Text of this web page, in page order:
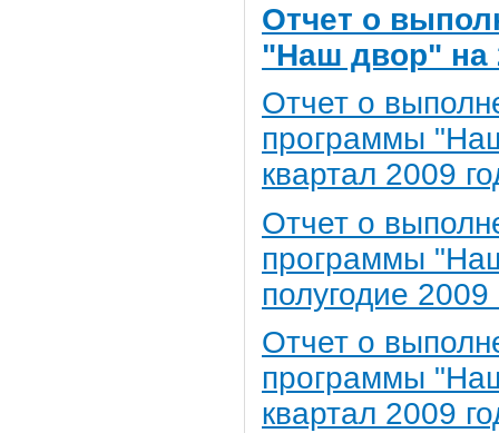
Отчет о
"Наш двор" на
Отчет о
программы
квартал 2009
Отчет о
программы
полугодие 2009
Отчет о
программы
квартал 2009